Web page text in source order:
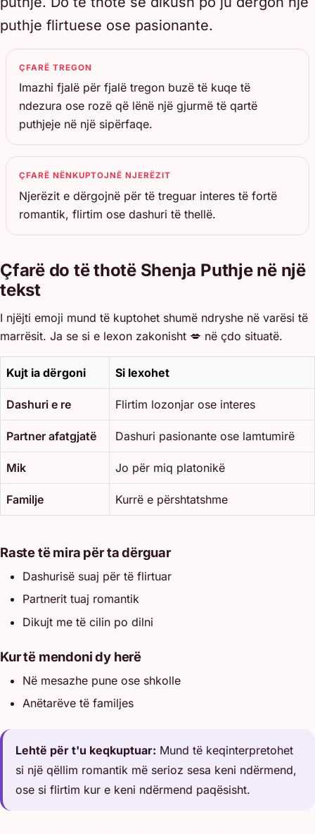
puthje flirtuese ose pasionante.
ÇFARË TREGON
Imazhi fjalë për fjalë tregon buzë të kuqe të
ndezura ose rozë që lënë një gjurmë të qartë
puthjeje në një sipërfaqe.
ÇFARË NËNKUPTOJNË NJERËZIT
Njerëzit e dërgojnë për të treguar interes të fortë
romantik, flirtim ose dashuri të thellë.
Çfarë do të thotë Shenja Puthje në një
tekst
I njëjti emoji mund të kuptohet shumë ndryshe në varësi të
marrësit. Ja se si e lexon zakonisht 💋 në çdo situatë.
Kujt ia dërgoni Si lexohet
Dashuri e re Flirtim lozonjar ose interes
Partner afatgjatë Dashuri pasionante ose lamtumirë
Mik Jo për miq platonikë
Familje Kurrë e përshtatshme
Raste të mira për ta dërguar
Dashurisë suaj për të flirtuar
Partnerit tuaj romantik
Dikujt me të cilin po dilni
Kur të mendoni dy herë
Në mesazhe pune ose shkolle
Anëtarëve të familjes
Lehtë për t'u keqkuptuar: Mund të keqinterpretohet
si një qëllim romantik më serioz sesa keni ndërmend,
ose si flirtim kur e keni ndërmend paqësisht.